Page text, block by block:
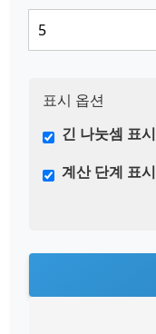
표시 옵션
긴 나눗셈 표시
계산 단계 표시